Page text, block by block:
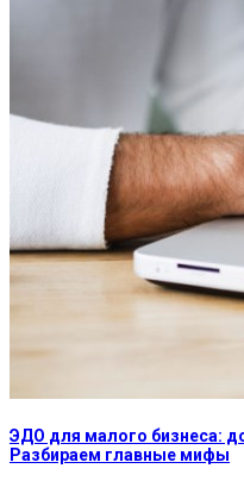
ЭДО для малого бизнеса:
Разбираем главные мифы